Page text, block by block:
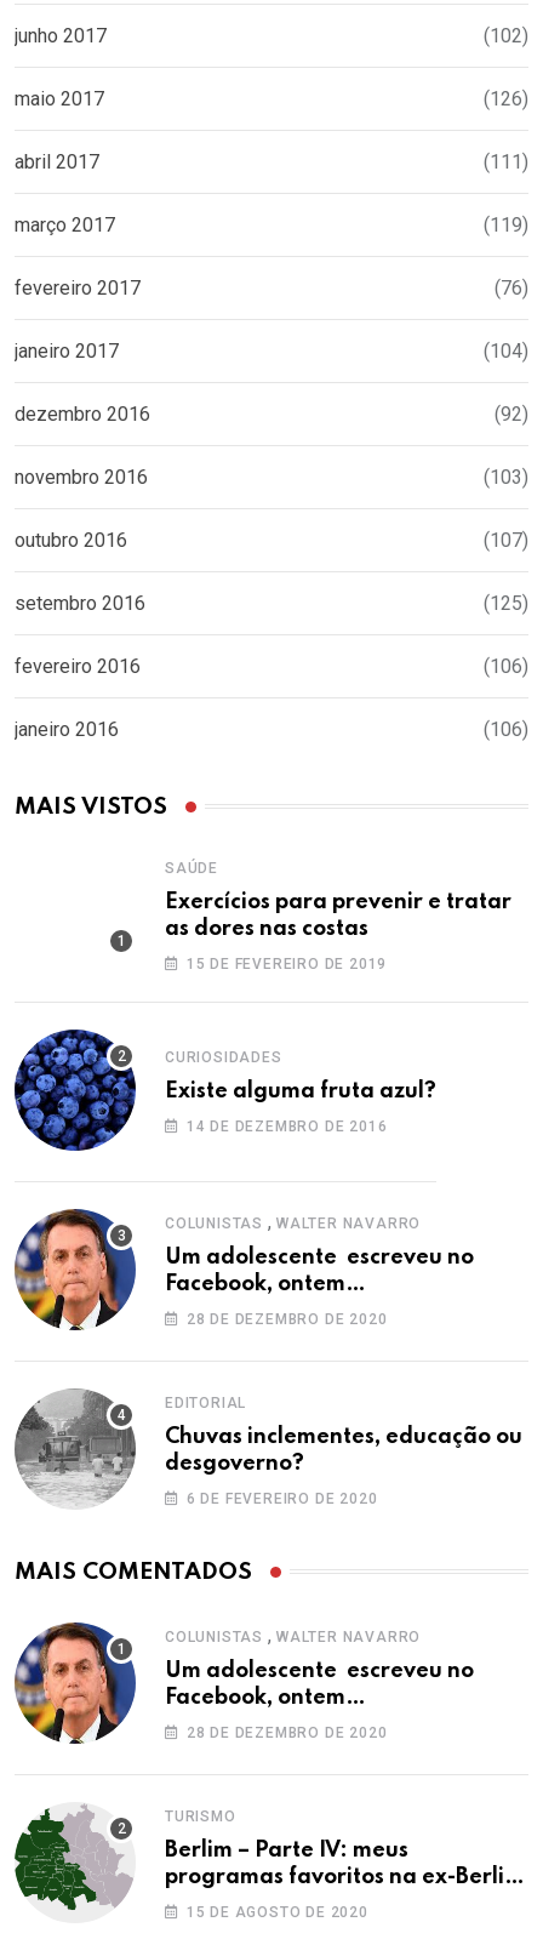
junho 2017 (102)
maio 2017 (126)
abril 2017 (111)
março 2017 (119)
fevereiro 2017 (76)
janeiro 2017 (104)
dezembro 2016 (92)
novembro 2016 (103)
outubro 2016 (107)
setembro 2016 (125)
fevereiro 2016 (106)
janeiro 2016 (106)
MAIS VISTOS
SAÚDE
Exercícios para prevenir e tratar
as dores nas costas
15 DE FEVEREIRO DE 2019
CURIOSIDADES
Existe alguma fruta azul?
14 DE DEZEMBRO DE 2016
COLUNISTAS , WALTER NAVARRO
Um adolescente escreveu no
Facebook, ontem…
28 DE DEZEMBRO DE 2020
EDITORIAL
Chuvas inclementes, educação ou
desgoverno?
6 DE FEVEREIRO DE 2020
MAIS COMENTADOS
COLUNISTAS , WALTER NAVARRO
Um adolescente escreveu no
Facebook, ontem…
28 DE DEZEMBRO DE 2020
TURISMO
Berlim – Parte IV: meus
programas favoritos na ex-Berlim
Ocidental
15 DE AGOSTO DE 2020